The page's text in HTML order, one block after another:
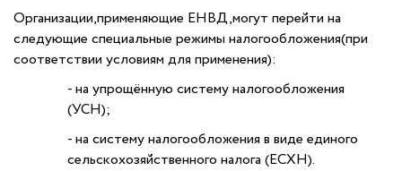
Организации,применяющие ЕНВД,могут перейти на
следующие специальные режимы налогообложения(при
соответствии условиям для применения):
- на упрощённую систему налогообложения
(УСН);
- на систему налогообложения в виде единого
сельскохозяйственного налога (ЕСХН).